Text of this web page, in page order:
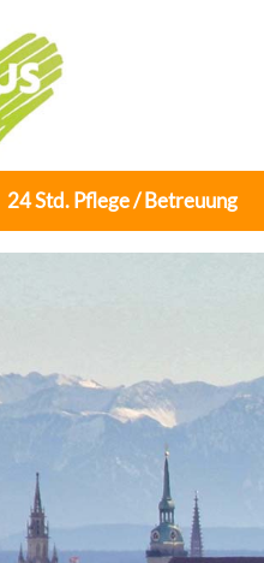
24 Std. Pflege / Betreuung